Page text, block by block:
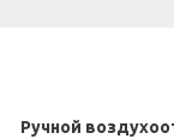
Ручной